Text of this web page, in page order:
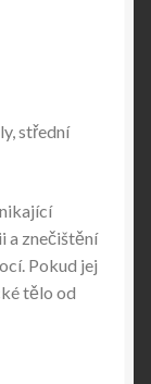
střední
a znečištění
Pokud jej
tělo od